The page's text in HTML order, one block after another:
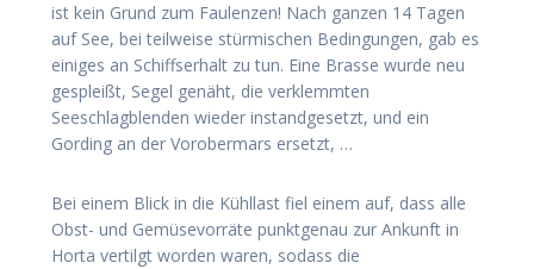
ist kein Grund zum Faulenzen! Nach ganzen 14 Tagen
auf See, bei teilweise stürmischen Bedingungen, gab es
einiges an Schiffserhalt zu tun. Eine Brasse wurde neu
gespleißt, Segel genäht, die verklemmten
Seeschlagblenden wieder instandgesetzt, und ein
Gording an der Vorobermars ersetzt, …
Bei einem Blick in die Kühllast fiel einem auf, dass alle
Obst- und Gemüsevorräte punktgenau zur Ankunft in
Horta vertilgt worden waren, sodass die